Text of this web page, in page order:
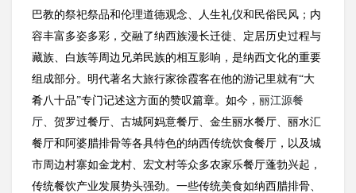
巴教的祭祀祭品和伦理道德观念、人生礼仪和民俗民风；内
容丰富多姿多彩，交融了纳西族漫长迁徙、定居历史过程与
藏族、白族等周边兄弟民族的相互影响，是纳西文化的重要
组成部分。明代著名大旅行家徐霞客在他的游记里就有“大
肴八十品”专门记述这方面的赞叹篇章。如今， 丽江源餐
厅、贺罗过餐厅、古城阿妈意餐厅、金生丽水餐厅、丽水汇
餐厅和阿婆腊排骨等各具特色的纳西传统饮食餐厅，以及城
市周边村寨如金龙村、宏文村等众多农家乐餐厅蓬勃兴起，
传统餐饮产业发展势头强劲。一些传统美食如纳西腊排骨、